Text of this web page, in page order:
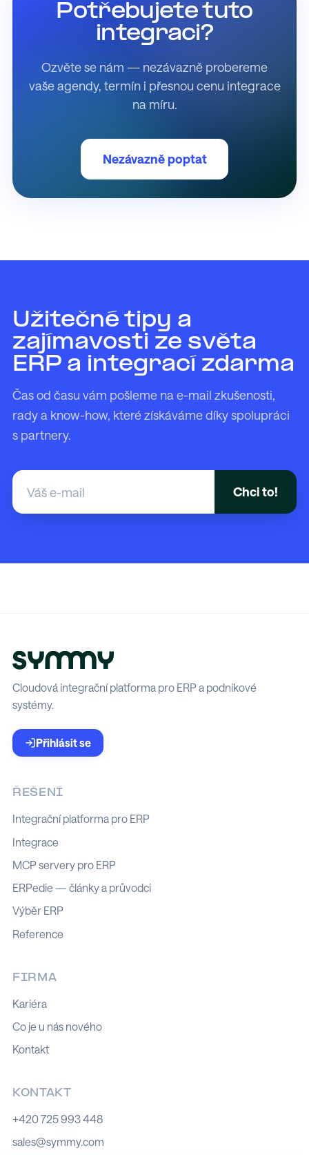
Potřebujete tuto
integraci?
Ozvěte se nám — nezávazně probereme
vaše agendy, termín i přesnou cenu integrace
na míru.
Nezávazně poptat
Užitečné tipy a
zajímavosti ze světa
ERP a integrací zdarma
Čas od času vám pošleme na e-mail zkušenosti,
rady a know-how, které získáváme díky spolupráci
s partnery.
Cloudová integrační platforma pro ERP a podnikové
systémy.
Přihlásit se
ŘEŠENÍ
Integrační platforma pro ERP
Integrace
MCP servery pro ERP
ERPedie — články a průvodci
Výběr ERP
Reference
FIRMA
Kariéra
Co je u nás nového
Kontakt
KONTAKT
+420 725 993 448
sales@symmy.com